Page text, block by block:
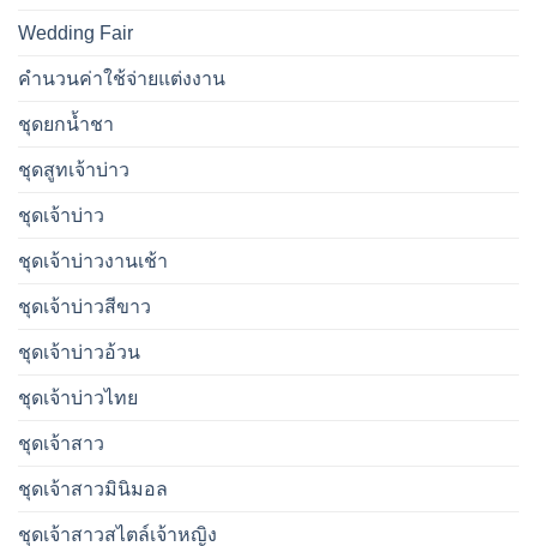
Wedding Fair
คำนวนค่าใช้จ่ายแต่งงาน
ชุดยกน้ำชา
ชุดสูทเจ้าบ่าว
ชุดเจ้าบ่าว
ชุดเจ้าบ่าวงานเช้า
ชุดเจ้าบ่าวสีขาว
ชุดเจ้าบ่าวอ้วน
ชุดเจ้าบ่าวไทย
ชุดเจ้าสาว
ชุดเจ้าสาวมินิมอล
ชุดเจ้าสาวสไตล์เจ้าหญิง